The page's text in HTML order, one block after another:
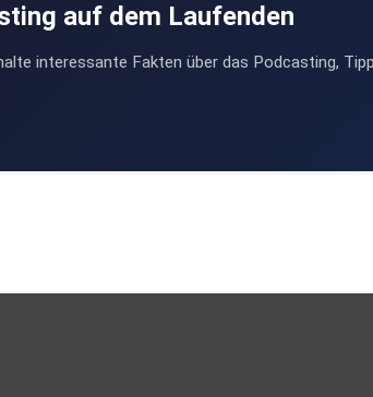
auf dem Laufenden
interessante Fakten über das Podcasting,